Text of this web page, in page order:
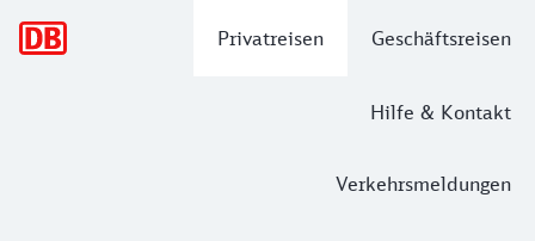
Privatreisen Geschäftsreisen
Hilfe & Kontakt
Verkehrsmeldungen